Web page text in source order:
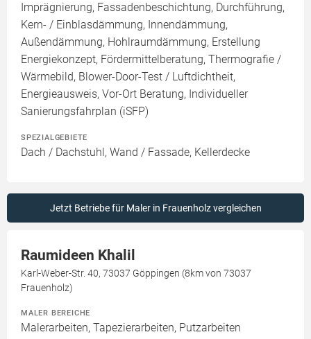
Imprägnierung, Fassadenbeschichtung, Durchführung,
Kern- / Einblasdämmung, Innendämmung,
Außendämmung, Hohlraumdämmung, Erstellung
Energiekonzept, Fördermittelberatung, Thermografie /
Wärmebild, Blower-Door-Test / Luftdichtheit,
Energieausweis, Vor-Ort Beratung, Individueller
Sanierungsfahrplan (iSFP)
SPEZIALGEBIETE
Dach / Dachstuhl, Wand / Fassade, Kellerdecke
Jetzt Betriebe für Maler in Frauenholz vergleichen
Raumideen Khalil
Karl-Weber-Str. 40, 73037 Göppingen (8km von 73037
Frauenholz)
MALER BEREICHE
Malerarbeiten, Tapezierarbeiten, Putzarbeiten